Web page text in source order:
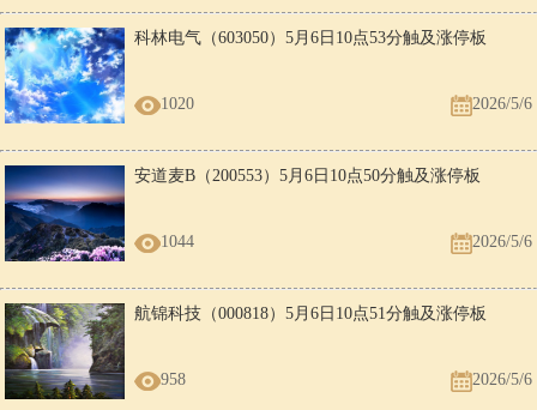
科林电气（603050）5月6日10点53分触及涨停板
1020 2026/5/6
安道麦B（200553）5月6日10点50分触及涨停板
1044 2026/5/6
航锦科技（000818）5月6日10点51分触及涨停板
958 2026/5/6